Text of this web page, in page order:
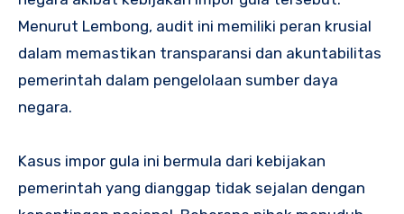
Menurut Lembong, audit ini memiliki peran krusial
dalam memastikan transparansi dan akuntabilitas
pemerintah dalam pengelolaan sumber daya
negara.
Kasus impor gula ini bermula dari kebijakan
pemerintah yang dianggap tidak sejalan dengan